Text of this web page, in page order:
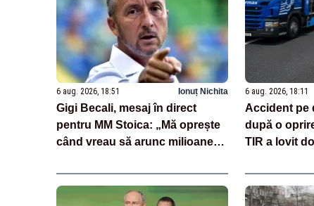
6 aug. 2026, 18:51 Ionuț Nichita
Gigi Becali, mesaj în direct
pentru MM Stoica: „Mă oprește
când vreau să arunc milioane
6 aug. 2026, 18:11
Accident pe
după o
TIR a lovit